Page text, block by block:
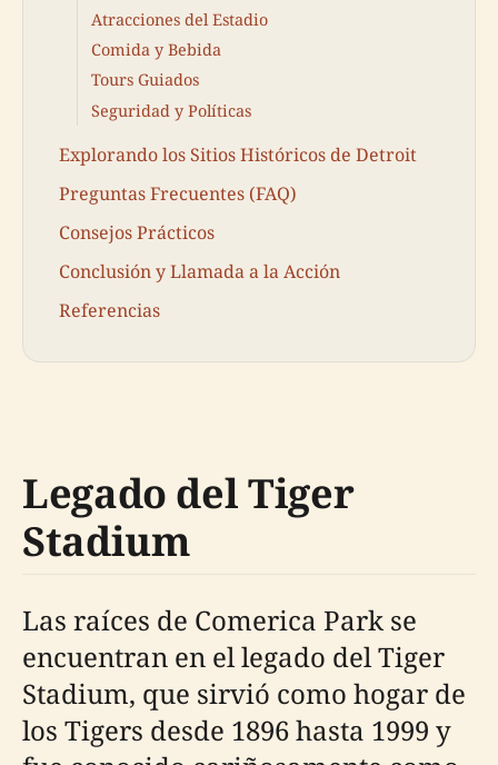
Atracciones del Estadio
Comida y Bebida
Tours Guiados
Seguridad y Políticas
Explorando los Sitios Históricos de Detroit
Preguntas Frecuentes (FAQ)
Consejos Prácticos
Conclusión y Llamada a la Acción
Referencias
Legado del Tiger
Stadium
Las raíces de Comerica Park se
encuentran en el legado del Tiger
Stadium, que sirvió como hogar de
los Tigers desde 1896 hasta 1999 y